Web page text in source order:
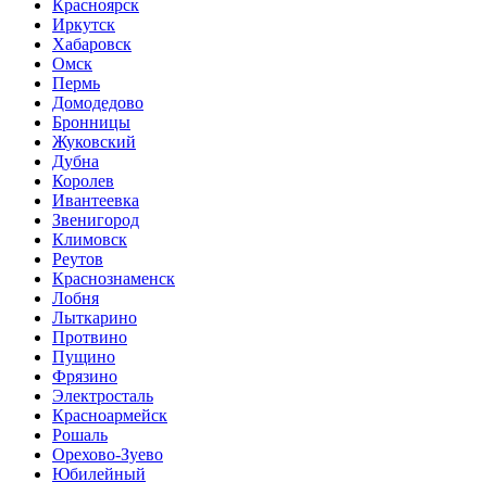
Красноярск
Иркутск
Хабаровск
Омск
Пермь
Домодедово
Бронницы
Жуковский
Дубна
Королев
Ивантеевка
Звенигород
Климовск
Реутов
Краснознаменск
Лобня
Лыткарино
Протвино
Пущино
Фрязино
Электросталь
Красноармейск
Рошаль
Орехово-Зуево
Юбилейный